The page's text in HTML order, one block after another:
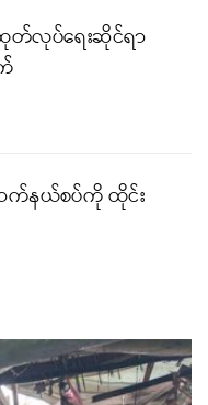
တ်လုပ်ရေးဆိုင်ရာ
ာက်နယ်စပ်ကို ထိုင်း